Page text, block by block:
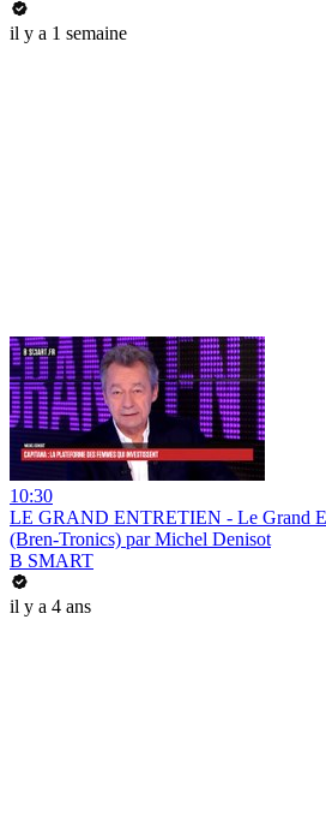
il y a 1 semaine
10:30
LE GRAND ENTRETIEN - Le Grand
(Bren-Tronics) par Michel Denisot
B SMART
il y a 4 ans